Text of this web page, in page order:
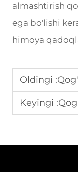
almashtirish
ega bo'lishi
himoya
Oldingi :Qog'oz
Keyingi :Qog'oz